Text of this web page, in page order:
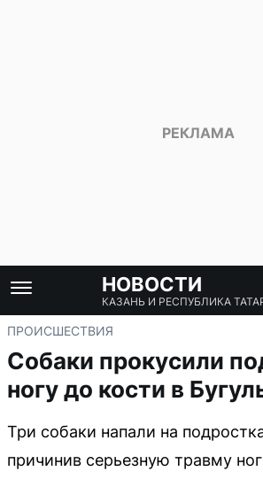
НОВОСТИ
КАЗАНЬ И РЕСПУБЛИКА
ПРОИСШЕСТВИЯ
Собаки прокусили
ногу до кости в
Три собаки напали на
причинив серьезную травму